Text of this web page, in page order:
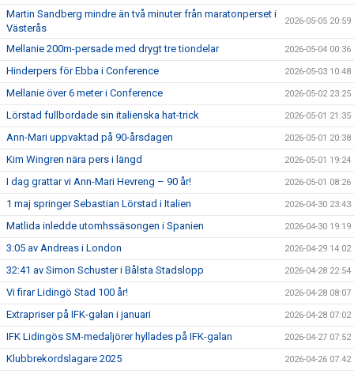
Martin Sandberg mindre än två minuter från maratonperset i
Västerås
2026-05-05 20:59
Mellanie 200m-persade med drygt tre tiondelar 2026-05-04 00:36
Hinderpers för Ebba i Conference 2026-05-03 10:48
Mellanie över 6 meter i Conference 2026-05-02 23:25
Lörstad fullbordade sin italienska hat-trick 2026-05-01 21:35
Ann-Mari uppvaktad på 90-årsdagen 2026-05-01 20:38
Kim Wingren nära pers i längd 2026-05-01 19:24
I dag grattar vi Ann-Mari Hevreng – 90 år! 2026-05-01 08:26
1 maj springer Sebastian Lörstad i Italien 2026-04-30 23:43
Matlida inledde utomhssäsongen i Spanien 2026-04-30 19:19
3:05 av Andreas i London 2026-04-29 14:02
32:41 av Simon Schuster i Bålsta Stadslopp 2026-04-28 22:54
Vi firar Lidingö Stad 100 år! 2026-04-28 08:07
Extrapriser på IFK-galan i januari 2026-04-28 07:02
IFK Lidingös SM-medaljörer hyllades på IFK-galan 2026-04-27 07:52
Klubbrekordslagare 2025 2026-04-26 07:42